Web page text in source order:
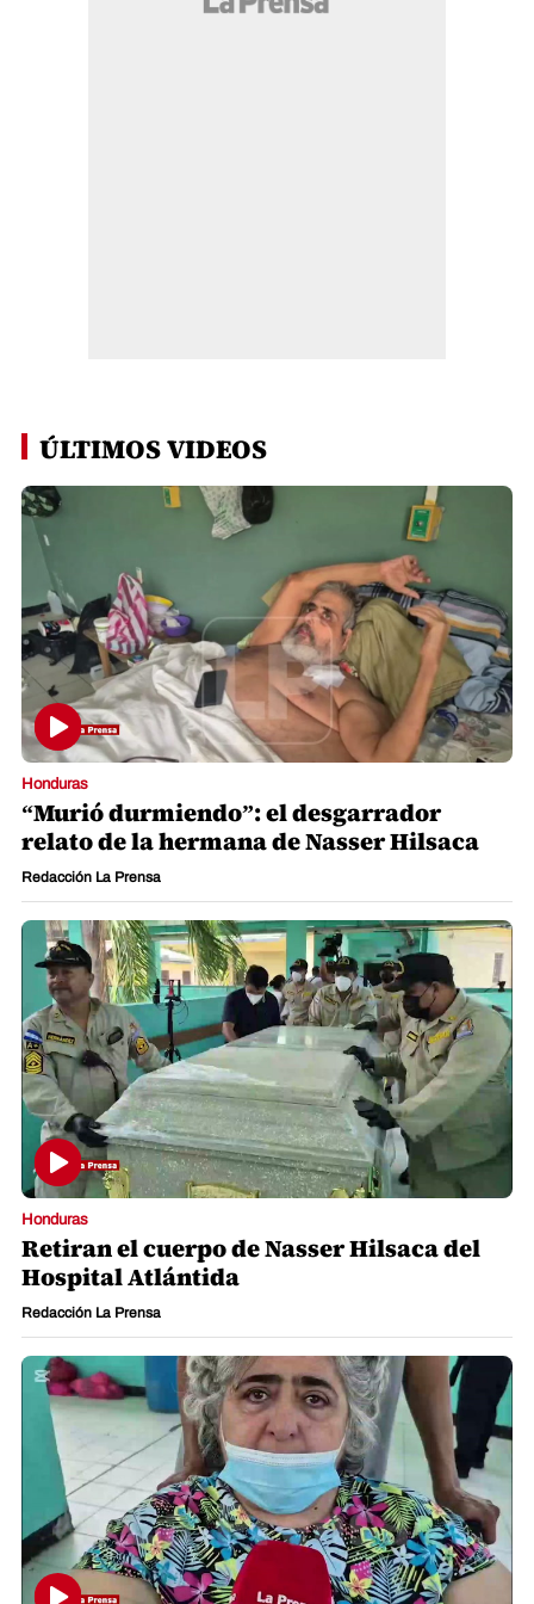
ÚLTIMOS VIDEOS
Honduras
“Murió durmiendo”: el desgarrador
relato de la hermana de Nasser Hilsaca
Redacción La Prensa
Honduras
Retiran el cuerpo de Nasser Hilsaca del
Hospital Atlántida
Redacción La Prensa